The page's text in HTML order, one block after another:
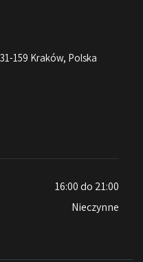
159 Kraków, Polska
16:00 do 21:00
Nieczynne